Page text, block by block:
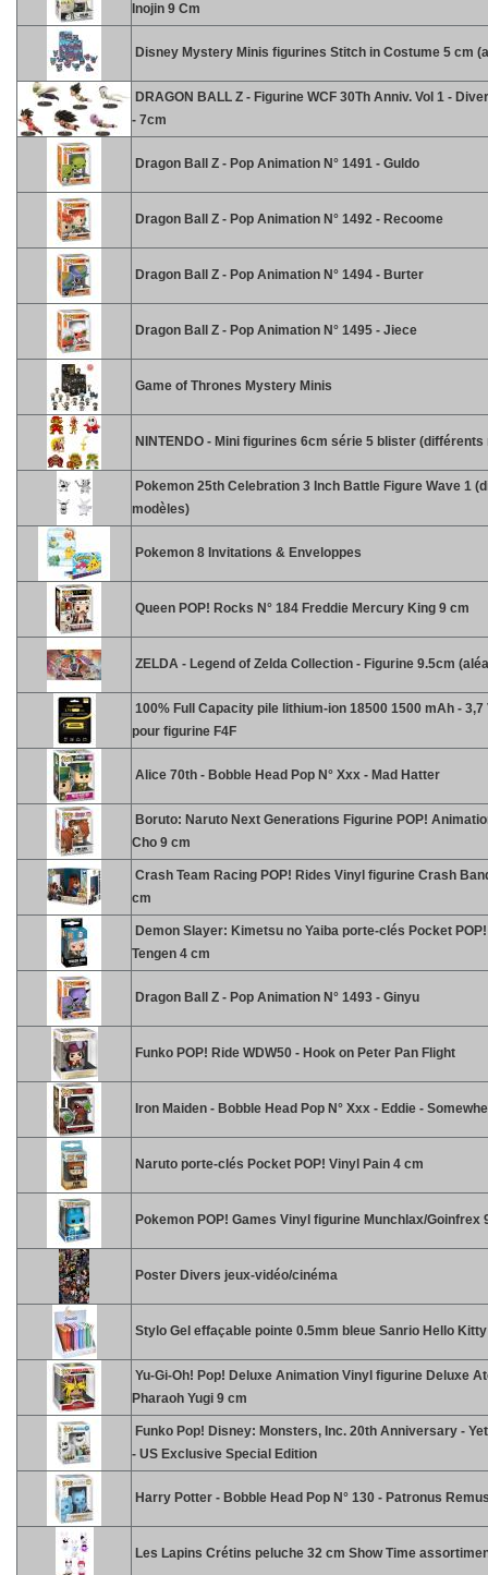
Inojin 9 Cm
Disney Mystery Minis figurines Stitch in Costume 5 cm
DRAGON BALL Z - Figurine WCF 30Th Anniv. Vol 1 -
- 7cm
Dragon Ball Z - Pop Animation N° 1491 - Guldo
Dragon Ball Z - Pop Animation N° 1492 - Recoome
Dragon Ball Z - Pop Animation N° 1494 - Burter
Dragon Ball Z - Pop Animation N° 1495 - Jiece
Game of Thrones Mystery Minis
NINTENDO - Mini figurines 6cm série 5 blister (différents
Pokemon 25th Celebration 3 Inch Battle Figure Wave 1
modèles)
Pokemon 8 Invitations & Enveloppes
Queen POP! Rocks N° 184 Freddie Mercury King 9 cm
ZELDA - Legend of Zelda Collection - Figurine 9.5cm
100% Full Capacity pile lithium-ion 18500 1500 mAh - 3,7
pour figurine F4F
Alice 70th - Bobble Head Pop N° Xxx - Mad Hatter
Boruto: Naruto Next Generations Figurine POP!
Cho 9 cm
Crash Team Racing POP! Rides Vinyl figurine Crash
cm
Demon Slayer: Kimetsu no Yaiba porte-clés Pocket
Tengen 4 cm
Dragon Ball Z - Pop Animation N° 1493 - Ginyu
Funko POP! Ride WDW50 - Hook on Peter Pan Flight
Iron Maiden - Bobble Head Pop N° Xxx - Eddie -
Naruto porte-clés Pocket POP! Vinyl Pain 4 cm
Pokemon POP! Games Vinyl figurine Munchlax/Goinfrex
Poster Divers jeux-vidéo/cinéma
Stylo Gel effaçable pointe 0.5mm bleue Sanrio Hello
Yu-Gi-Oh! Pop! Deluxe Animation Vinyl figurine Deluxe
Pharaoh Yugi 9 cm
Funko Pop! Disney: Monsters, Inc. 20th Anniversary -
- US Exclusive Special Edition
Harry Potter - Bobble Head Pop N° 130 - Patronus
Les Lapins Crétins peluche 32 cm Show Time